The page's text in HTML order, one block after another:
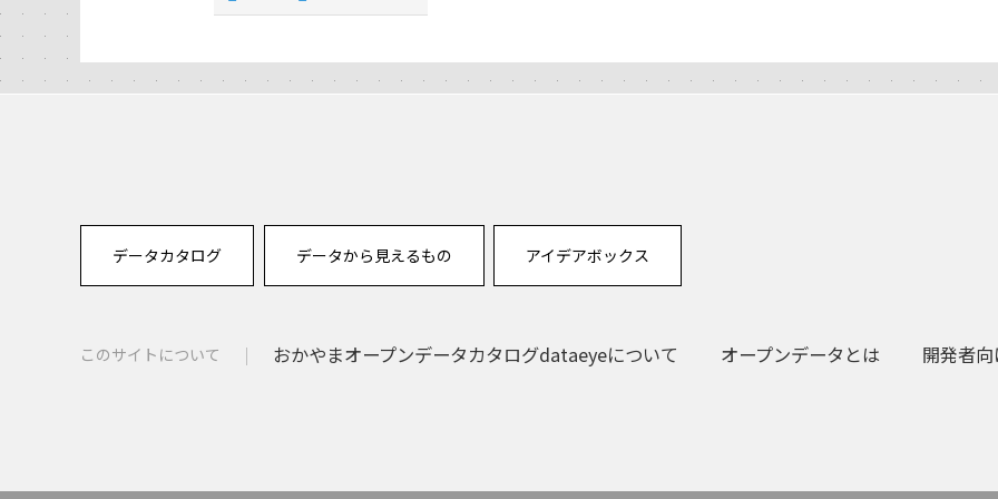
データカタログ データから見えるもの アイデアボックス
このサイトについて おかやまオープンデータカタログdataeyeについて オープンデータとは 開発者